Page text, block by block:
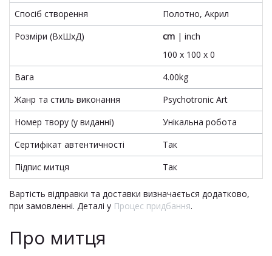
Спосіб створення
Полотно, Акрил
Розміри (ВхШхД)
cm | inch
100 x 100 x 0
Вага
4.00kg
Жанр та стиль виконання
Psychotronic Art
Номер твору (у виданні)
Унікальна робота
Сертифікат автентичності
Так
Підпис митця
Так
Вартість відправки та доставки визначається додатково,
при замовленні. Деталі у Процес придбання.
Про митця